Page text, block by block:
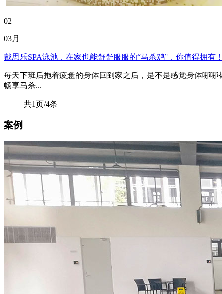
02
03月
戴思乐SPA泳池，在家也能舒舒服服的“马杀鸡”，你值得拥有
每天下班后拖着疲惫的身体回到家之后，是不是感觉身体哪
畅享马杀...
共1页/4条
案例